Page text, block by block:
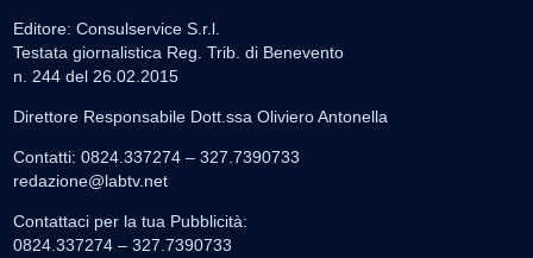
Editore: Consulservice S.r.l.
Testata giornalistica Reg. Trib. di Benevento
n. 244 del 26.02.2015
Direttore Responsabile Dott.ssa Oliviero Antonella
Contatti: 0824.337274 – 327.7390733
redazione@labtv.net
Contattaci per la tua Pubblicità:
0824.337274 – 327.7390733